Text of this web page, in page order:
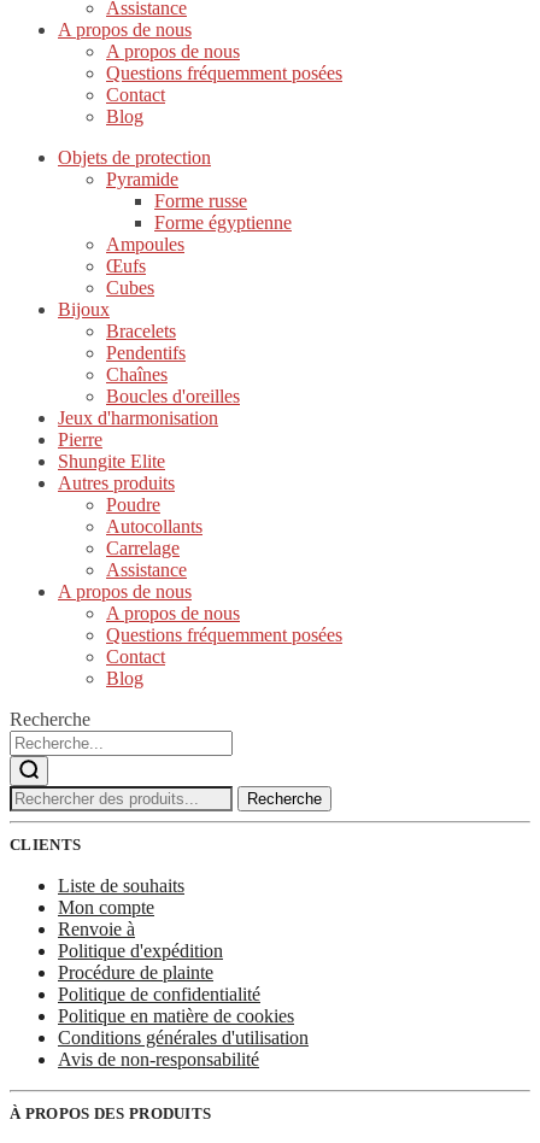
Assistance
A propos de nous
A propos de nous
Questions fréquemment posées
Contact
Blog
Objets de protection
Pyramide
Forme russe
Forme égyptienne
Ampoules
Œufs
Cubes
Bijoux
Bracelets
Pendentifs
Chaînes
Boucles d'oreilles
Jeux d'harmonisation
Pierre
Shungite Elite
Autres produits
Poudre
Autocollants
Carrelage
Assistance
A propos de nous
A propos de nous
Questions fréquemment posées
Contact
Blog
Recherche
Recherche
:
Recherche
CLIENTS
Liste de souhaits
Mon compte
Renvoie à
Politique d'expédition
Procédure de plainte
Politique de confidentialité
Politique en matière de cookies
Conditions générales d'utilisation
Avis de non-responsabilité
À PROPOS DES PRODUITS